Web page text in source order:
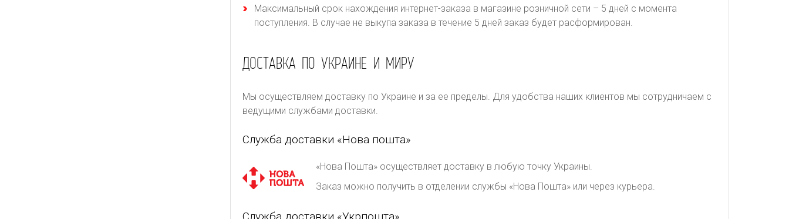
Максимальный срок нахождения интернет-заказа в магазине розничной сети – 5 дней с момента
поступления. В случае не выкупа заказа в течение 5 дней заказ будет расформирован.
ДОСТАВКА ПО УКРАИНЕ И МИРУ
Мы осуществляем доставку по Украине и за ее пределы. Для удобства наших клиентов мы сотрудничаем с
ведущими службами доставки.
Служба доставки «Нова пошта»
«Нова Пошта» осуществляет доставку в любую точку Украины.
Заказ можно получить в отделении службы «Нова Пошта» или через курьера.